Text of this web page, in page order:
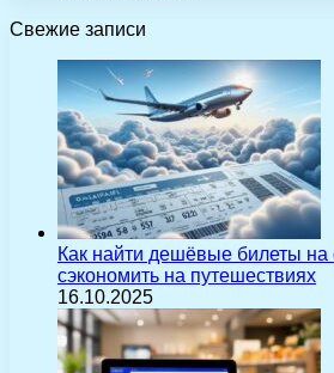
Свежие записи
Как найти дешёвые билеты на
сэкономить на путешествиях
16.10.2025